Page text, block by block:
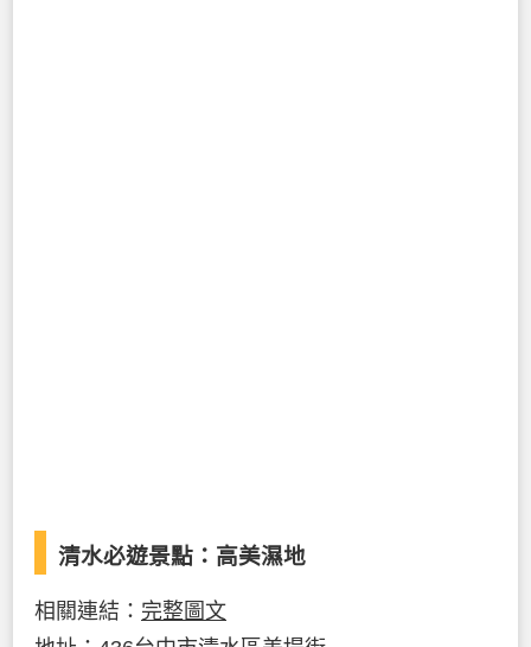
清水必遊景點：高美濕地
相關連結： 完整圖文